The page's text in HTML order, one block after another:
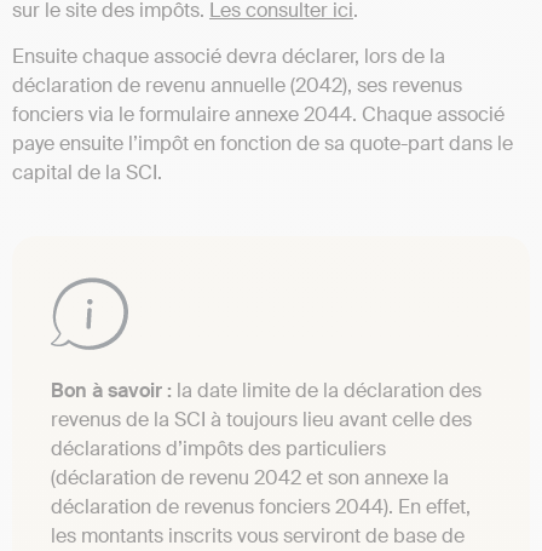
sur le site des impôts. Les consulter ici.
Ensuite chaque associé devra déclarer, lors de la
déclaration de revenu annuelle (2042), ses revenus
fonciers via le formulaire annexe 2044. Chaque associé
paye ensuite l’impôt en fonction de sa quote-part dans le
capital de la SCI.
Bon à savoir : la date limite de la déclaration des
revenus de la SCI à toujours lieu avant celle des
déclarations d’impôts des particuliers
(déclaration de revenu 2042 et son annexe la
déclaration de revenus fonciers 2044). En effet,
les montants inscrits vous serviront de base de